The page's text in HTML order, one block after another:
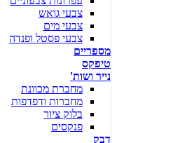
צבעי גואש
צבעי מים
צבעי פסטל ופנדה
מספריים
טיפקס
נייר ושות'
מחברת מכוונת
מחברות ודפדפות
בלוק ציור
פנקסים
דבק